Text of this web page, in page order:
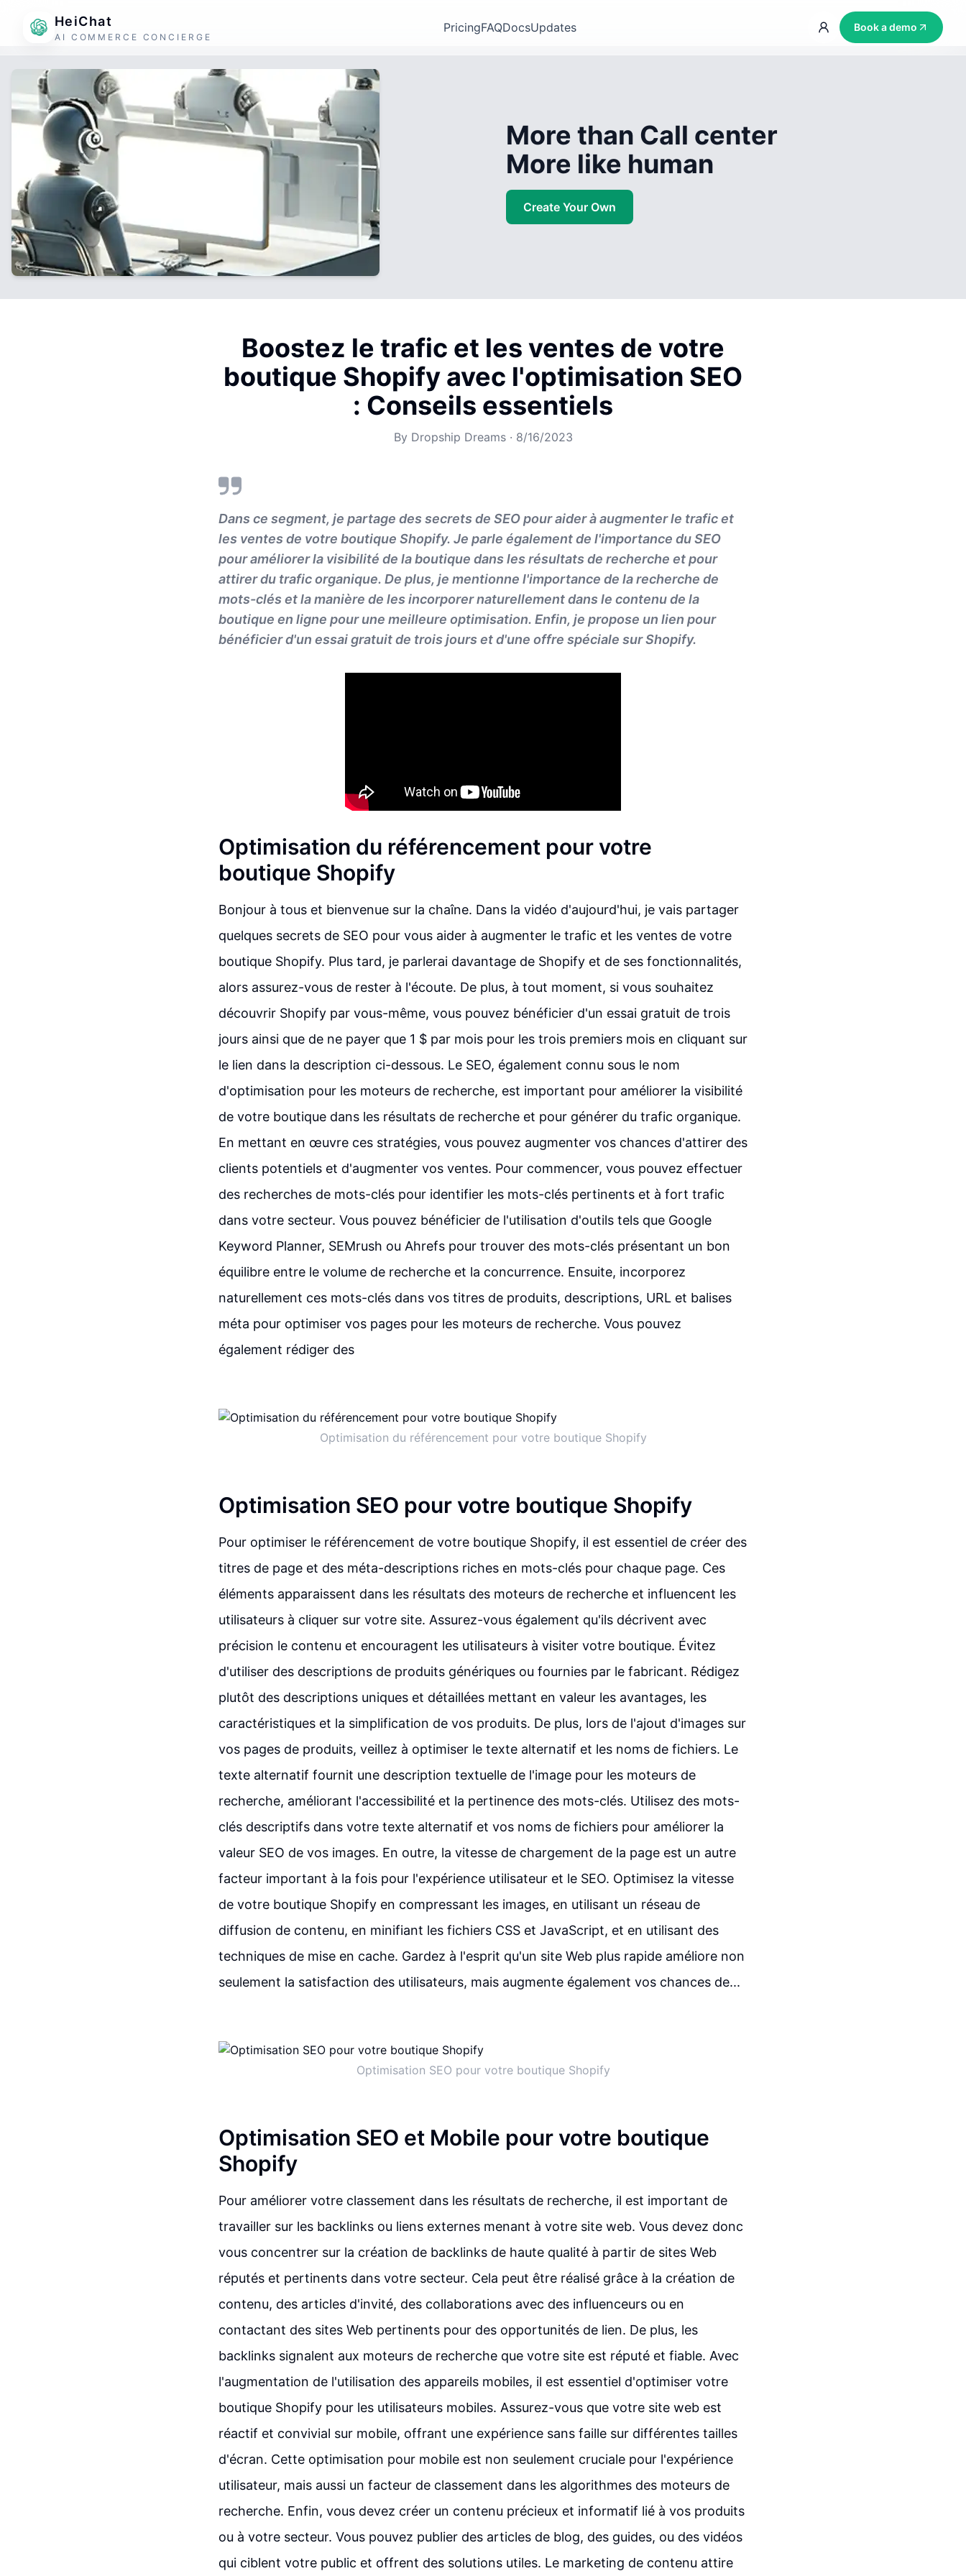
HeiChat
AI COMMERCE CONCIERGE
PricingFAQDocsUpdates Book a demo
More than Call center
More like human
Create Your Own
Boostez le trafic et les ventes de votre
boutique Shopify avec l'optimisation SEO
: Conseils essentiels
By Dropship Dreams· 8/16/2023
Dans ce segment, je partage des secrets de SEO pour aider à augmenter le trafic et
les ventes de votre boutique Shopify. Je parle également de l'importance du SEO
pour améliorer la visibilité de la boutique dans les résultats de recherche et pour
attirer du trafic organique. De plus, je mentionne l'importance de la recherche de
mots-clés et la manière de les incorporer naturellement dans le contenu de la
boutique en ligne pour une meilleure optimisation. Enfin, je propose un lien pour
bénéficier d'un essai gratuit de trois jours et d'une offre spéciale sur Shopify.
Optimisation du référencement pour votre
boutique Shopify
Bonjour à tous et bienvenue sur la chaîne. Dans la vidéo d'aujourd'hui, je vais partager
quelques secrets de SEO pour vous aider à augmenter le trafic et les ventes de votre
boutique Shopify. Plus tard, je parlerai davantage de Shopify et de ses fonctionnalités,
alors assurez-vous de rester à l'écoute. De plus, à tout moment, si vous souhaitez
découvrir Shopify par vous-même, vous pouvez bénéficier d'un essai gratuit de trois
jours ainsi que de ne payer que 1 $ par mois pour les trois premiers mois en cliquant sur
le lien dans la description ci-dessous. Le SEO, également connu sous le nom
d'optimisation pour les moteurs de recherche, est important pour améliorer la visibilité
de votre boutique dans les résultats de recherche et pour générer du trafic organique.
En mettant en œuvre ces stratégies, vous pouvez augmenter vos chances d'attirer des
clients potentiels et d'augmenter vos ventes. Pour commencer, vous pouvez effectuer
des recherches de mots-clés pour identifier les mots-clés pertinents et à fort trafic
dans votre secteur. Vous pouvez bénéficier de l'utilisation d'outils tels que Google
Keyword Planner, SEMrush ou Ahrefs pour trouver des mots-clés présentant un bon
équilibre entre le volume de recherche et la concurrence. Ensuite, incorporez
naturellement ces mots-clés dans vos titres de produits, descriptions, URL et balises
méta pour optimiser vos pages pour les moteurs de recherche. Vous pouvez
également rédiger des
Optimisation du référencement pour votre boutique Shopify
Optimisation SEO pour votre boutique Shopify
Pour optimiser le référencement de votre boutique Shopify, il est essentiel de créer des
titres de page et des méta-descriptions riches en mots-clés pour chaque page. Ces
éléments apparaissent dans les résultats des moteurs de recherche et influencent les
utilisateurs à cliquer sur votre site. Assurez-vous également qu'ils décrivent avec
précision le contenu et encouragent les utilisateurs à visiter votre boutique. Évitez
d'utiliser des descriptions de produits génériques ou fournies par le fabricant. Rédigez
plutôt des descriptions uniques et détaillées mettant en valeur les avantages, les
caractéristiques et la simplification de vos produits. De plus, lors de l'ajout d'images sur
vos pages de produits, veillez à optimiser le texte alternatif et les noms de fichiers. Le
texte alternatif fournit une description textuelle de l'image pour les moteurs de
recherche, améliorant l'accessibilité et la pertinence des mots-clés. Utilisez des mots-
clés descriptifs dans votre texte alternatif et vos noms de fichiers pour améliorer la
valeur SEO de vos images. En outre, la vitesse de chargement de la page est un autre
facteur important à la fois pour l'expérience utilisateur et le SEO. Optimisez la vitesse
de votre boutique Shopify en compressant les images, en utilisant un réseau de
diffusion de contenu, en minifiant les fichiers CSS et JavaScript, et en utilisant des
techniques de mise en cache. Gardez à l'esprit qu'un site Web plus rapide améliore non
seulement la satisfaction des utilisateurs, mais augmente également vos chances de...
Optimisation SEO pour votre boutique Shopify
Optimisation SEO et Mobile pour votre boutique
Shopify
Pour améliorer votre classement dans les résultats de recherche, il est important de
travailler sur les backlinks ou liens externes menant à votre site web. Vous devez donc
vous concentrer sur la création de backlinks de haute qualité à partir de sites Web
réputés et pertinents dans votre secteur. Cela peut être réalisé grâce à la création de
contenu, des articles d'invité, des collaborations avec des influenceurs ou en
contactant des sites Web pertinents pour des opportunités de lien. De plus, les
backlinks signalent aux moteurs de recherche que votre site est réputé et fiable. Avec
l'augmentation de l'utilisation des appareils mobiles, il est essentiel d'optimiser votre
boutique Shopify pour les utilisateurs mobiles. Assurez-vous que votre site web est
réactif et convivial sur mobile, offrant une expérience sans faille sur différentes tailles
d'écran. Cette optimisation pour mobile est non seulement cruciale pour l'expérience
utilisateur, mais aussi un facteur de classement dans les algorithmes des moteurs de
recherche. Enfin, vous devez créer un contenu précieux et informatif lié à vos produits
ou à votre secteur. Vous pouvez publier des articles de blog, des guides, ou des vidéos
qui ciblent votre public et offrent des solutions utiles. Le marketing de contenu attire